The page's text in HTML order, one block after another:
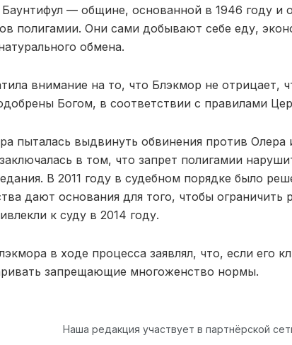
Баунтифул — общине, основанной в 1946 году и
полигамии. Они сами добывают себе еду,
обмена.
внимание на то, что Блэкмор не отрицает,
Богом, в соответствии с правилами
пыталась выдвинуть обвинения против Олера
в том, что запрет полигамии
В 2011 году в судебном порядке было
дают основания для того, чтобы ограничить
к суду в 2014 году.
в ходе процесса заявлял, что, если его
запрещающие многоженство нормы.
Наша редакция участвует в партнёрской